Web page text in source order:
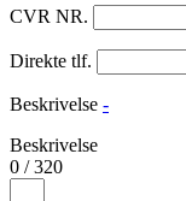
CVR NR.
Direkte tlf.
Beskrivelse -
Beskrivelse
0 /320